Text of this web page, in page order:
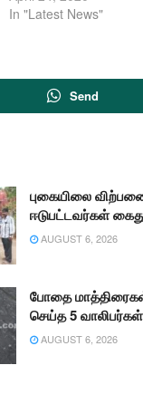
In "Latest News"
Send
புகையிலை
ஈடுபட்டவர்கள்
AUGUST 6, 2026
போதை
செய்த 5
AUGUST 6, 2026